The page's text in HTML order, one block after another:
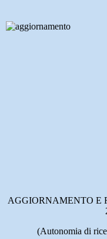
AGGIORNAMENTO E
(Autonomia di